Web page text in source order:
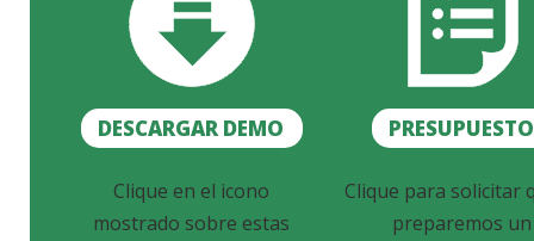
DESCARGAR DEMO PRESUPUESTO
Clique en el icono
mostrado sobre estas
Clique para solicitar
preparemos un